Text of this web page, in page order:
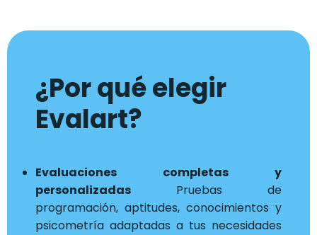
¿Por qué elegir
Evalart?
Evaluaciones completas y
personalizadas Pruebas de
programación, aptitudes, conocimientos y
psicometría adaptadas a tus necesidades